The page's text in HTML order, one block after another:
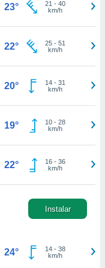
23° 21 - 40
km/h
22° 25- 51
km/h
20° 14- 31
km/h
19° 10- 28
km/h
22° 16- 36
km/h
Instalar
24° 14- 38
km/h